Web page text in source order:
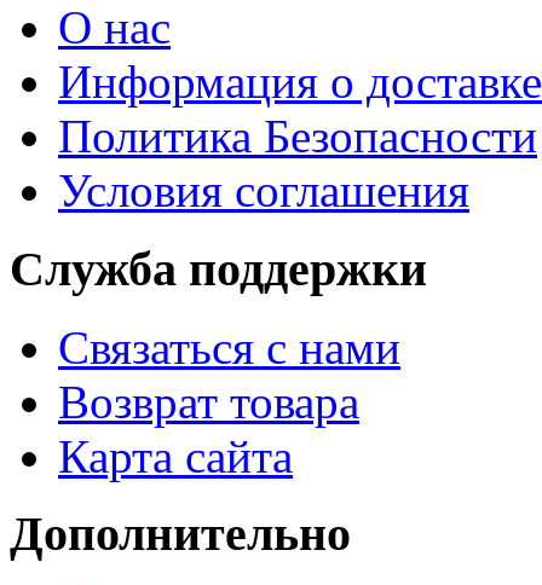
О нас
Информация о доставке
Политика Безопасности
Условия соглашения
Служба поддержки
Связаться с нами
Возврат товара
Карта сайта
Дополнительно